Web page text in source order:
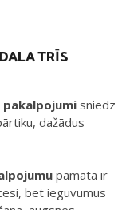
TRĪS
pakalpojumisniedz
dažādus
pamatā ir
bet ieguvumus